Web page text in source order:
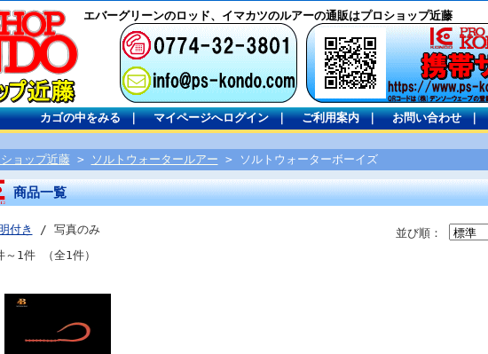
エバーグリーンのロッド、イマカツのルアーの通販はプロショップ近藤
カゴの中をみる｜ マイページへログイン｜ ご利用案内｜ お問い合わせ｜
ョップ近藤> ソルトウォータールアー > ソルトウォーターボーイズ
商品一覧
並び順：
付き
/ 写真のみ
～1件 （全1件）